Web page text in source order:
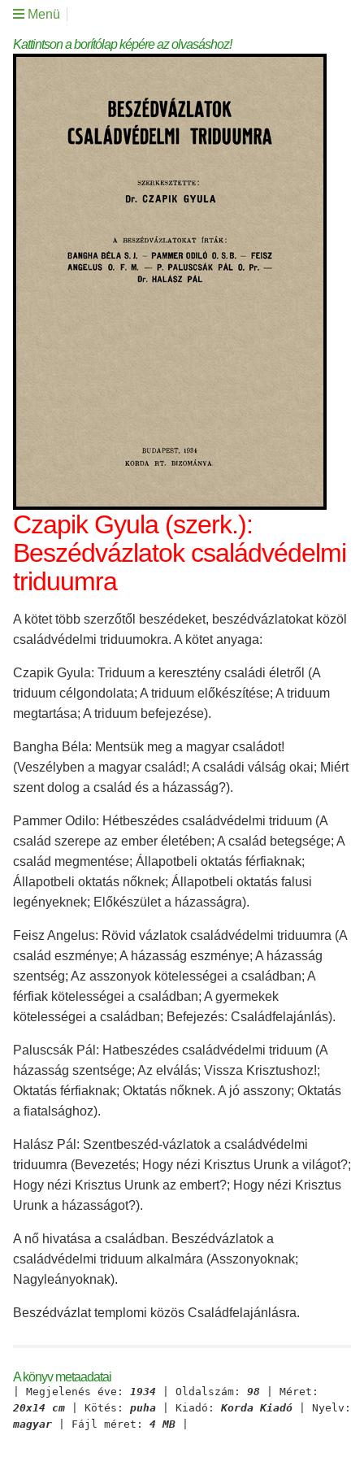
Menü
Kattintson a borítólap képére az olvasáshoz!
Czapik Gyula (szerk.):
Beszédvázlatok családvédelmi
triduumra
A kötet több szerzőtől beszédeket, beszédvázlatokat közöl
családvédelmi triduumokra. A kötet anyaga:
Czapik Gyula: Triduum a keresztény családi életről (A
triduum célgondolata; A triduum előkészítése; A triduum
megtartása; A triduum befejezése).
Bangha Béla: Mentsük meg a magyar családot!
(Veszélyben a magyar család!; A családi válság okai; Miért
szent dolog a család és a házasság?).
Pammer Odilo: Hétbeszédes családvédelmi triduum (A
család szerepe az ember életében; A család betegsége; A
család megmentése; Állapotbeli oktatás férfiaknak;
Állapotbeli oktatás nőknek; Állapotbeli oktatás falusi
legényeknek; Előkészület a házasságra).
Feisz Angelus: Rövid vázlatok családvédelmi triduumra (A
család eszménye; A házasság eszménye; A házasság
szentség; Az asszonyok kötelességei a családban; A
férfiak kötelességei a családban; A gyermekek
kötelességei a családban; Befejezés: Családfelajánlás).
Paluscsák Pál: Hatbeszédes családvédelmi triduum (A
házasság szentsége; Az elválás; Vissza Krisztushoz!;
Oktatás férfiaknak; Oktatás nőknek. A jó asszony; Oktatás
a fiatalsághoz).
Halász Pál: Szentbeszéd-vázlatok a családvédelmi
triduumra (Bevezetés; Hogy nézi Krisztus Urunk a világot?;
Hogy nézi Krisztus Urunk az embert?; Hogy nézi Krisztus
Urunk a házasságot?).
A nő hivatása a családban. Beszédvázlatok a
családvédelmi triduum alkalmára (Asszonyoknak;
Nagyleányoknak).
Beszédvázlat templomi közös Családfelajánlásra.
A könyv metaadatai
| Megjelenés éve: 1934 | Oldalszám: 98 | Méret:
20x14 cm | Kötés: puha | Kiadó: Korda Kiadó | Nyelv:
magyar | Fájl méret: 4 MB